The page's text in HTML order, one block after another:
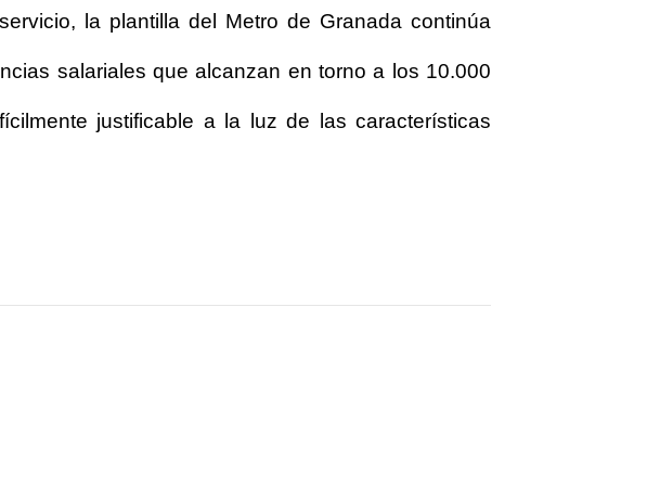
la plantilla del Metro de Granada continúa
salariales que alcanzan en torno a los 10.000
justificable a la luz de las características